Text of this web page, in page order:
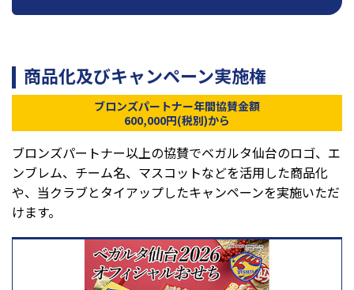
商品化及びキャンペーン実施権
ブロンズパートナー年間協賛金額
600,000円(税別)から
ブロンズパートナー以上の協賛でベガルタ仙台のロゴ、エ
ンブレム、チーム名、マスコットなどを活用した商品化
や、当クラブとタイアップしたキャンペーンを実施いただ
けます。